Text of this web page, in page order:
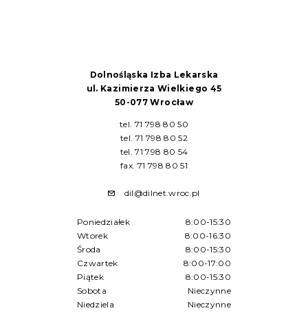
Dolnośląska Izba Lekarska
ul. Kazimierza Wielkiego 45
50-077 Wrocław
tel. 71 798 80 50
tel. 71 798 80 52
tel. 71 798 80 54
fax. 71 798 80 51
dil@dilnet.wroc.pl
Poniedziałek
8:00-15:30
Wtorek
8:00-16:30
Środa
8:00-15:30
Czwartek
8:00-17:00
Piątek
8:00-15:30
Sobota
Nieczynne
Niedziela
Nieczynne